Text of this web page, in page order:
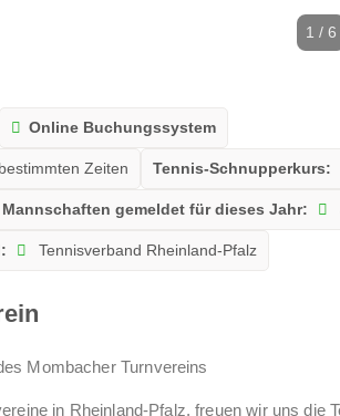
1 / 6
Online Buchungssystem
Zeiten Tennis-Schnupperkurs:
Mannschaften gemeldet für dieses Jahr:
Tennisverband Rheinland-Pfalz
Mombacher Turnvereins
in Rheinland-Pfalz, freuen wir uns die